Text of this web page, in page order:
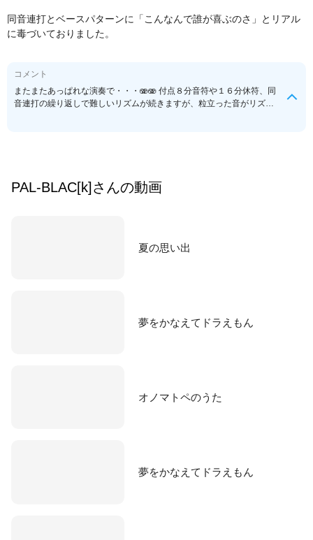
同音連打とベースパターンに「こんなんで誰が喜ぶのさ」とリアル
に毒づいておりました。
コメント
またまたあっぱれな演奏で・・・🫨🫨 付点８分音符や１６分休符、同
音連打の繰り返しで難しいリズムが続きますが、粒立った音がリズミ
PAL-BLAC[k] さんの動画
夏の思い出
夢をかなえてドラえもん
オノマトペのうた
夢をかなえてドラえもん